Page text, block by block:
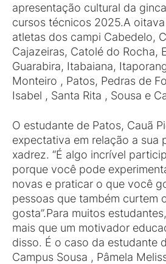
apresentação cultural da
cursos técnicos 2025.A
atletas dos campi Cabedelo,
Cajazeiras, Catolé do Rocha,
Guarabira, Itabaiana,
Monteiro , Patos, Pedras de
Isabel , Santa Rita , Sousa e
O estudante de Patos, Cauã
expectativa em relação a sua
xadrez. “É algo incrível
porque você pode
novas e praticar o que você
pessoas que também curtem
gosta”.Para muitos
mais que um motivador
disso. É o caso da estudante
Campus Sousa , Pâmela